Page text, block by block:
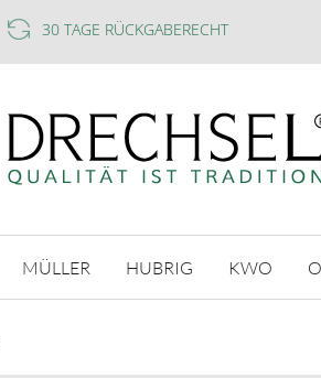
30 TAGE RÜCKGABERECHT
MÜLLER HUBRIG KWO